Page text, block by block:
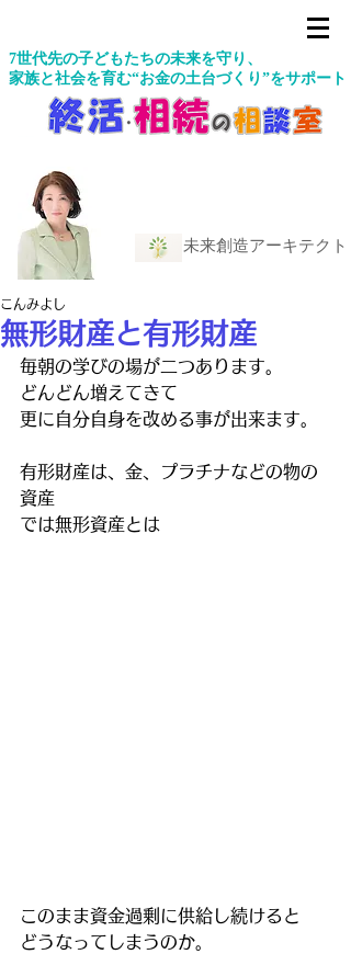
7世代先の子どもたちの未来を守り、
家族と社会を育む“お金の土台づくり”をサポート
未来創造アーキテクト
無形財産と有形財産
こんみよし
毎朝の学びの場が二つあります。
どんどん増えてきて
更に自分自身を改める事が出来ます。
有形財産は、金、プラチナなどの物の
資産
では無形資産とは
このまま資金過剰に供給し続けると
どうなってしまうのか。